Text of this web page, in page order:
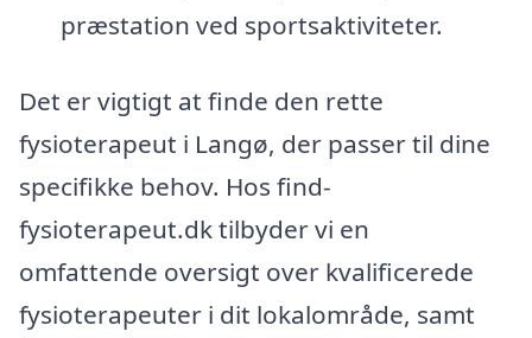
præstation ved sportsaktiviteter.
Det er vigtigt at finde den rette
fysioterapeut i Langø, der passer til dine
specifikke behov. Hos find-
fysioterapeut.dk tilbyder vi en
omfattende oversigt over kvalificerede
fysioterapeuter i dit lokalområde, samt